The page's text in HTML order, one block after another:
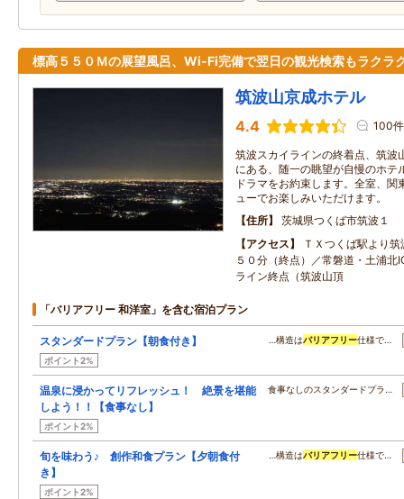
標高５５０Ｍの展望風呂、Wi-Fi完備で翌日の観光検索もラクラ
筑波山京成ホテル
4.4 100件
筑波スカイラインの終着点、筑波
にある、随一の眺望が自慢のホテ
ドラマをお約束します。全室、
ューでお楽しみいただけます。
住所
茨城県つくば市筑波１
アクセス
ＴＸつくば駅より
５０分（終点）／常磐道・土浦北
ライン終点（筑波山頂
「バリアフリー 和洋室」を含む宿泊プラン
スタンダードプラン【朝食付き】
ポイント2%
…構造はバリアフリー仕様で…
温泉に浸かってリフレッシュ！ 絶景を堪能
しよう！！【食事なし】
ポイント2%
食事なしのスタンダードプラ…
旬を味わう♪ 創作和食プラン【夕朝食付
き】
ポイント2%
…構造はバリアフリー仕様で…